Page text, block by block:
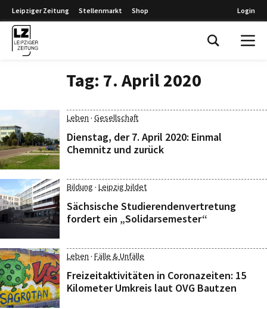
Leipziger Zeitung Stellenmarkt Shop Login
Tag: 7. April 2020
Leben · Gesellschaft
Dienstag, der 7. April 2020: Einmal
Chemnitz und zurück
Bildung · Leipzig bildet
Sächsische Studierendenvertretung
fordert ein „Solidarsemester“
Leben · Fälle & Unfälle
Freizeitaktivitäten in Coronazeiten: 15
Kilometer Umkreis laut OVG Bautzen